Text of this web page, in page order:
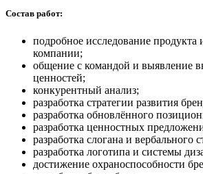
Состав работ:
подробное исследование продукта
компании;
общение с командой и выявление
ценностей;
конкурентный анализ;
разработка стратегии развития
разработка обновлённого
разработка ценностных
разработка слогана и вербального
разработка логотипа и системы
достижение охраноспособности